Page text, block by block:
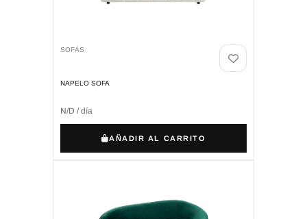
SOFÁS
NAPELO SOFA
N/D / día
AÑADIR AL CARRITO